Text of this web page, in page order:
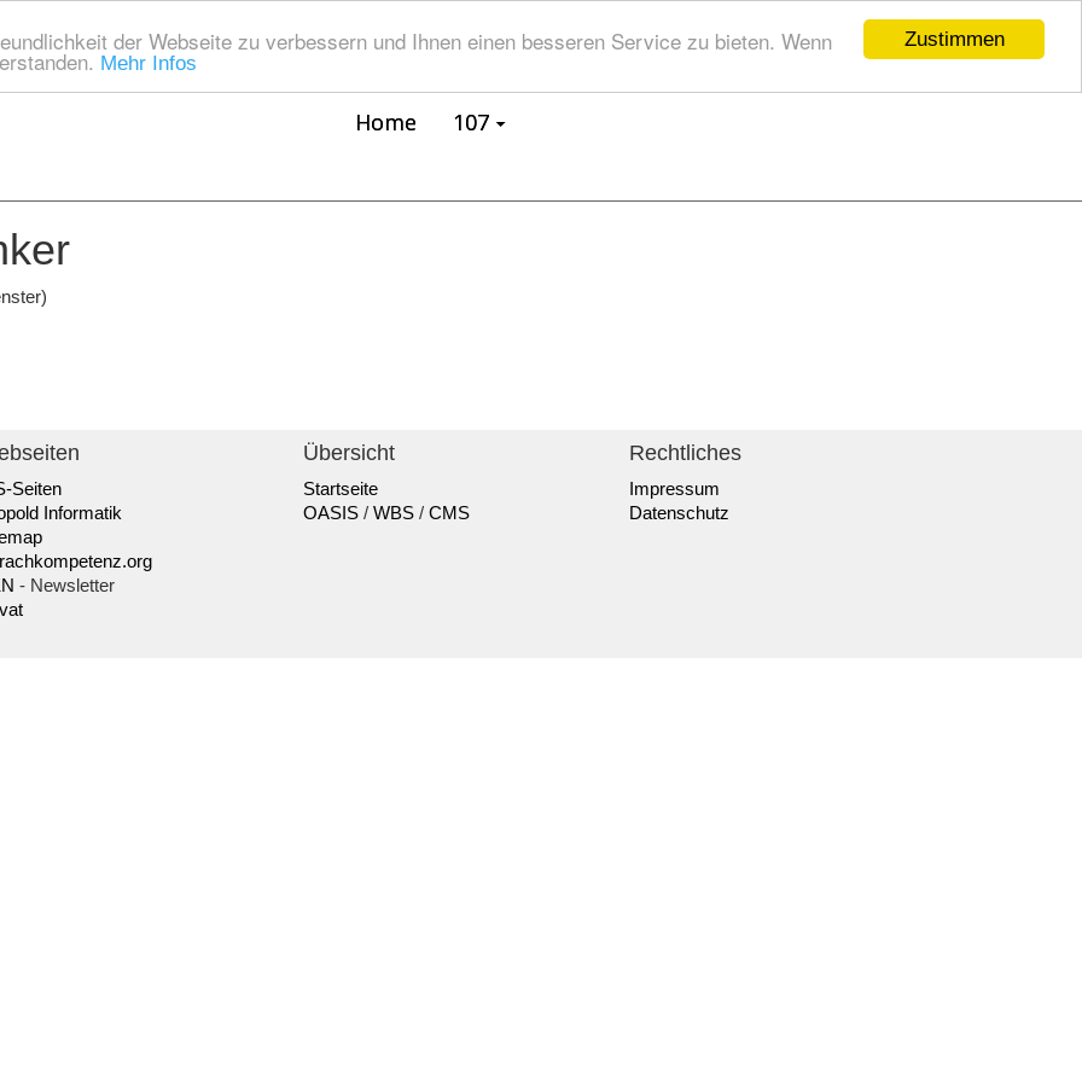
Zustimmen
der Webseite zu verbessern und Ihnen einen besseren Service zu bieten. Wenn
Mehr Infos
Home 107
Seiten
Informatik
- Newsletter
Übersicht
Startseite
OASIS / WBS / CMS
Rechtliches
Impressum
Datenschutz